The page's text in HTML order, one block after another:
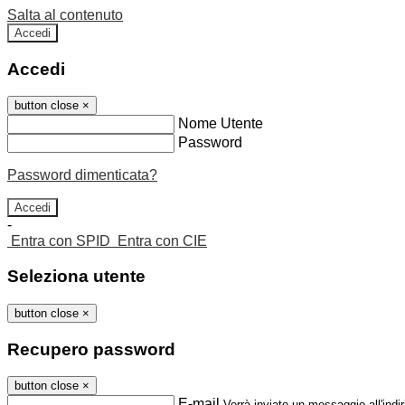
Salta al contenuto
Accedi
Accedi
button close ×
Nome Utente
Password
Password dimenticata?
-
Entra con SPID
Entra con CIE
Seleziona utente
button close ×
Recupero password
button close ×